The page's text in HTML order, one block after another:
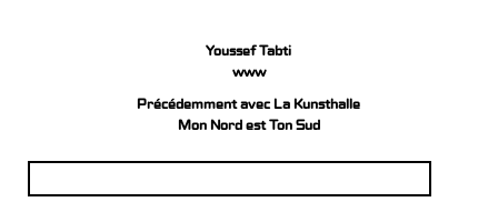
Youssef Tabti
www
Précédemment avec La Kunsthalle
Mon Nord est Ton Sud